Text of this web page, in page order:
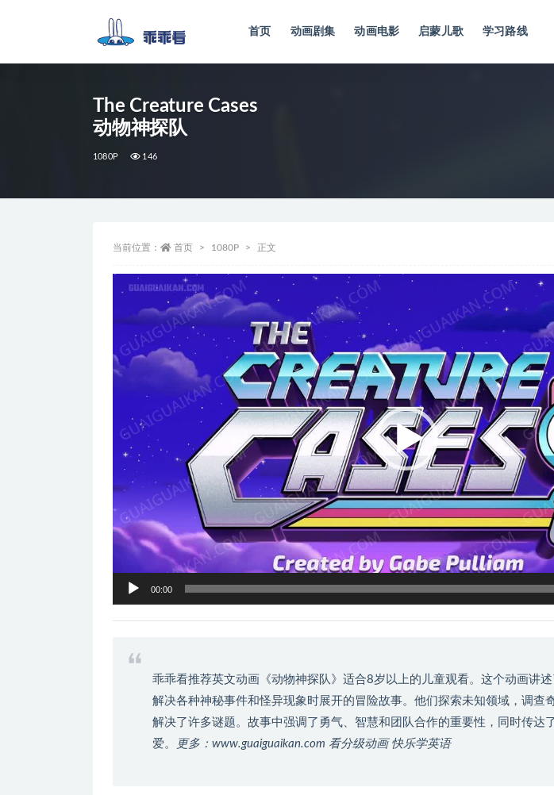
首页 动画剧集 动画电影 启蒙儿歌 学习路线
The Creature Cases
动物神探队
1080P 146
当前位置： 首页 1080P 正文
播
器
00:00
乖乖看推荐英文动画《动物神探队》适合8岁以上的儿童观看。这个动画讲
解决各种神秘事件和怪异现象时展开的冒险故事。他们探索未知领域，调查
解决了许多谜题。故事中强调了勇气、智慧和团队合作的重要性，同时传达
爱。
更多：www.guaiguaikan.com 看分级动画 快乐学英语